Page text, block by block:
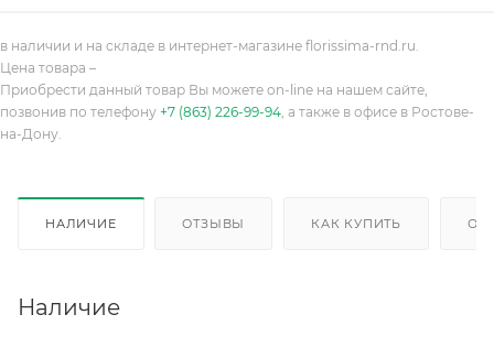
в наличии и на складе в интернет-магазине florissima-rnd.ru.
Цена товара –
Приобрести данный товар Вы можете on-line на нашем сайте,
позвонив по телефону +7 (863) 226-99-94, а также в офисе в Ростове-
на-Дону.
НАЛИЧИЕ ОТЗЫВЫ КАК КУПИТЬ
Наличие